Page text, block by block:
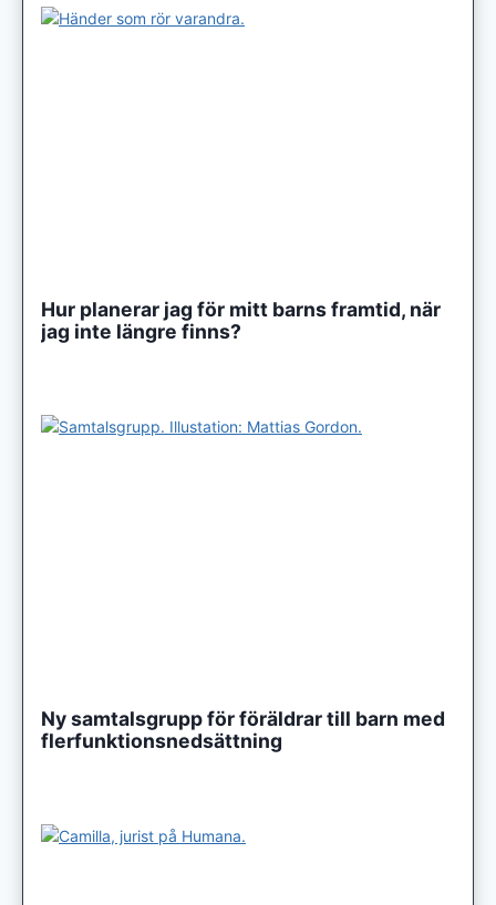
Hur planerar jag för mitt barns framtid, när
jag inte längre finns?
Ny samtalsgrupp för föräldrar till barn med
flerfunktionsnedsättning